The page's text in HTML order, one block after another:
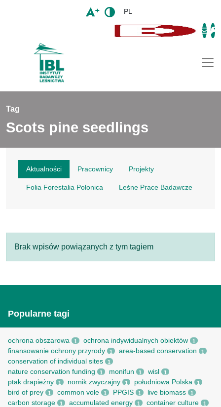
PL
Tag
Scots pine seedlings
Aktualności Pracownicy Projekty
Folia Forestalia Polonica Leśne Prace Badawcze
Brak wpisów powiązanych z tym tagiem
Popularne tagi
ochrona obszarowa 1 ochrona indywidualnych obiektów 1
finansowanie ochrony przyrody 1 area-based conservation 1
conservation of individual sites 1
nature conservation funding 1 monifun 1 wisl 1
ptak drapieżny 1 nornik zwyczajny 1 południowa Polska 1
bird of prey 1 common vole 1 PPGIS 1 live biomass 1
carbon storage 1 accumulated energy 1 container culture 1